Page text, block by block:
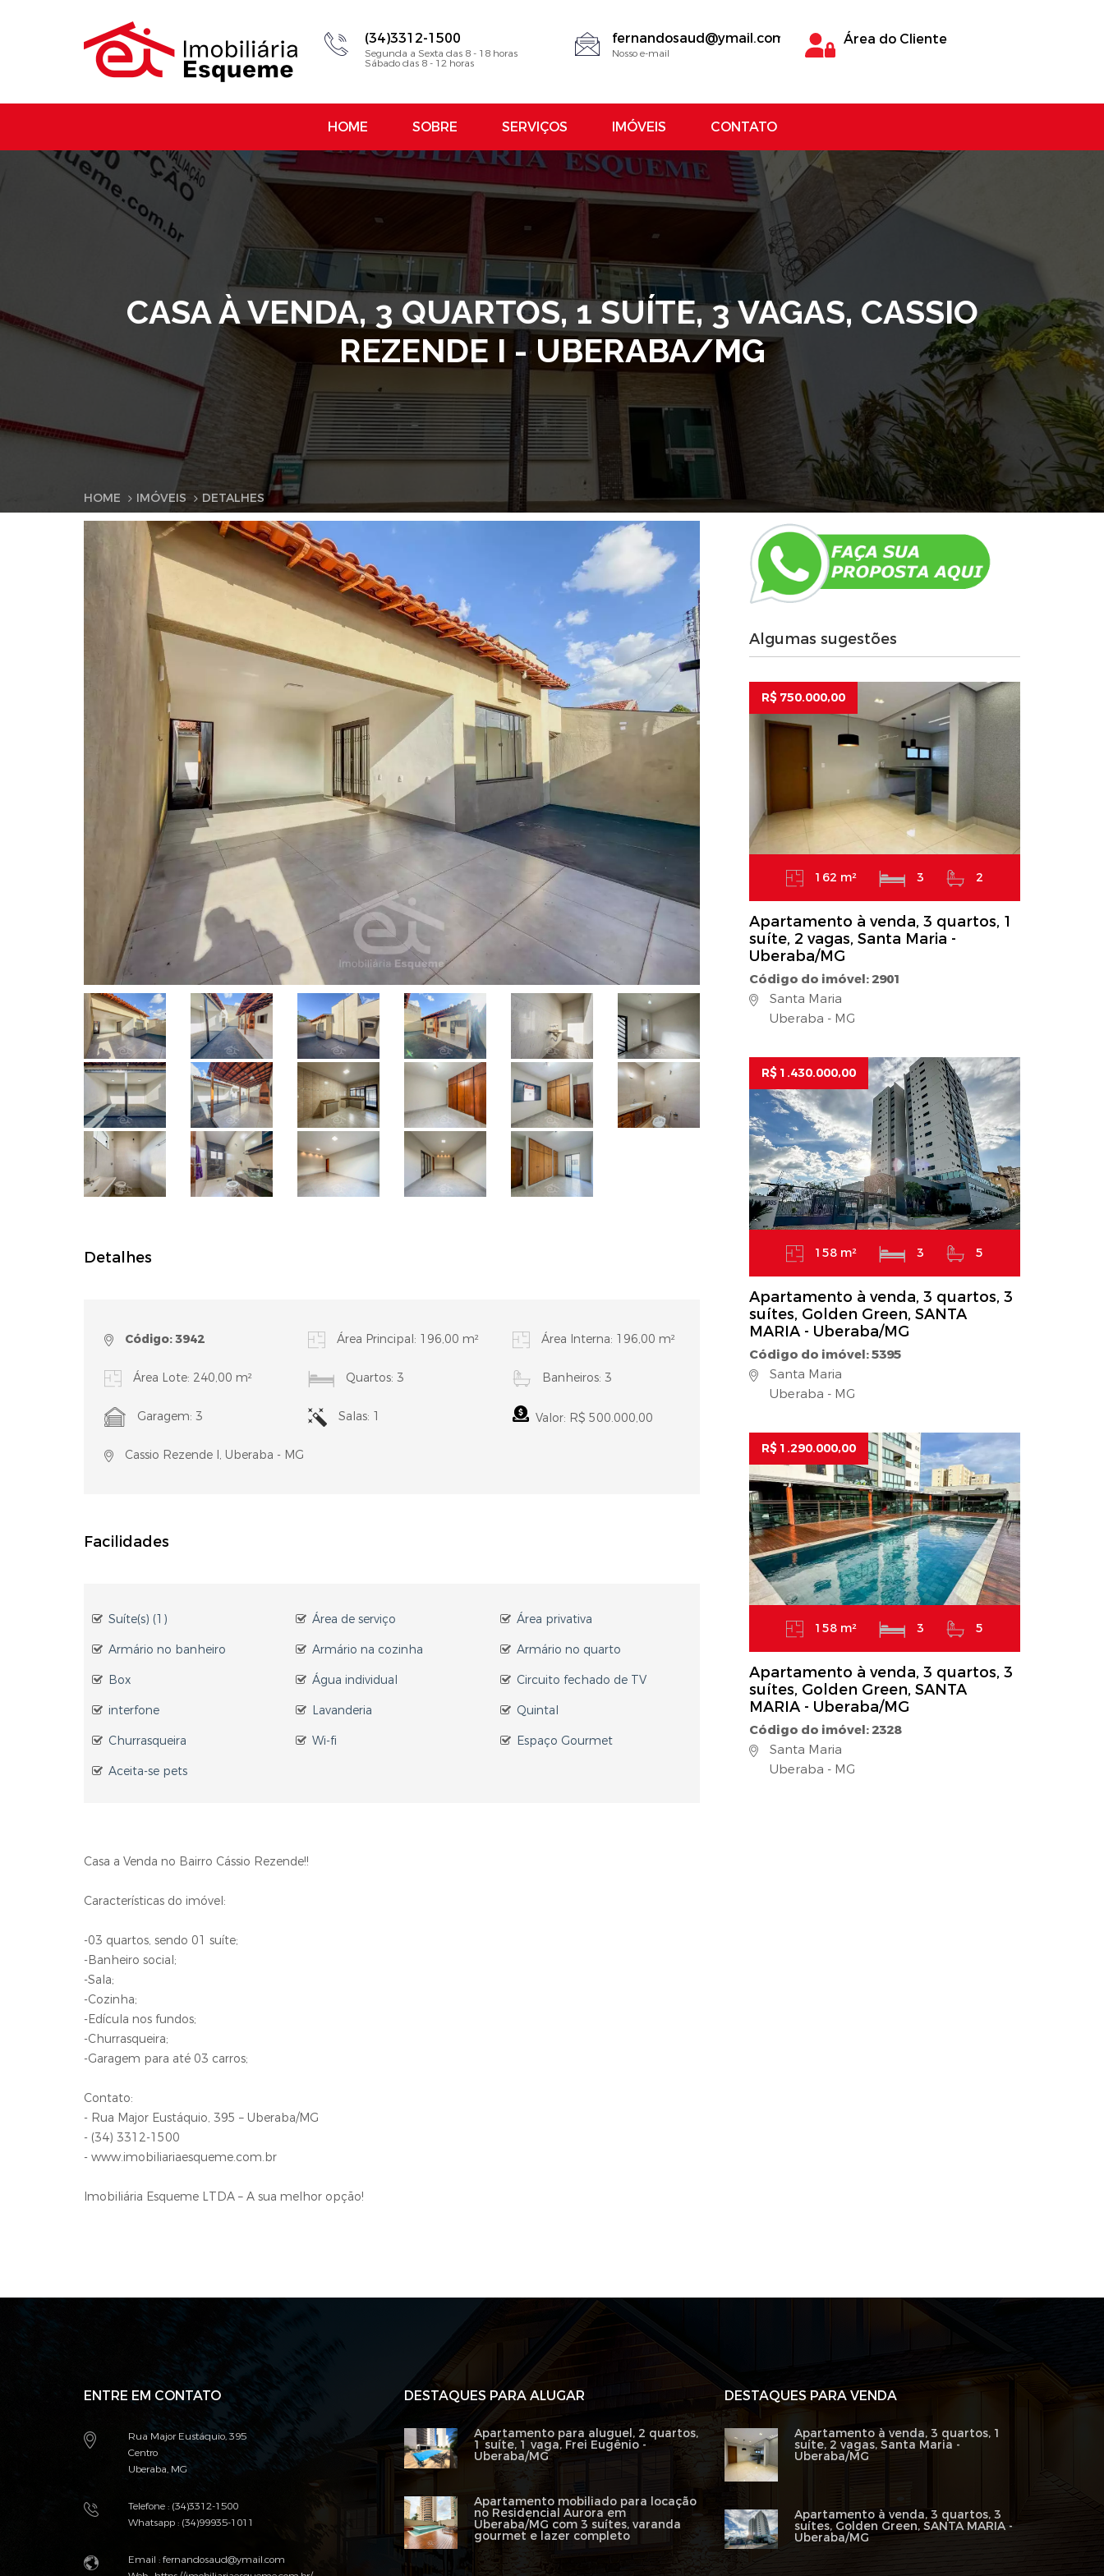
(34)3312-1500
Segunda a Sexta das 8 - 18 horas
Sábado das 8 - 12 horas
fernandosaud@ymail.com
Nosso e-mail
Área do Cliente
HOME SOBRE SERVIÇOS IMÓVEIS CONTATO
CASA À VENDA, 3 QUARTOS, 1 SUÍTE, 3 VAGAS, CASSIO
REZENDE I - UBERABA/MG
HOME IMÓVEIS DETALHES
Detalhes
Código: 3942 Área Principal: 196,00 m² Área Interna: 196,00 m²
Área Lote: 240,00 m² Quartos: 3 Banheiros: 3
Garagem: 3 Salas: 1 Valor: R$ 500.000,00
Cassio Rezende I, Uberaba - MG
Facilidades
Suíte(s) (1) Área de serviço
Área privativa
Armário no banheiro
Armário na cozinha
Armário no quarto
Box
Água individual
Circuito fechado de TV
interfone
Lavanderia
Quintal
Churrasqueira
Wi-fi
Espaço Gourmet
Aceita-se pets
Casa a Venda no Bairro Cássio Rezende!!
Características do imóvel:
-03 quartos, sendo 01 suíte;
-Banheiro social;
-Sala;
-Cozinha;
-Edícula nos fundos;
-Churrasqueira;
-Garagem para até 03 carros;
Contato:
- Rua Major Eustáquio, 395 – Uberaba/MG
- (34) 3312-1500
- www.imobiliariaesqueme.com.br
Imobiliária Esqueme LTDA – A sua melhor opção!
Algumas sugestões
R$ 750.000,00
162 m² 3 2
Apartamento à venda, 3 quartos, 1
suíte, 2 vagas, Santa Maria -
Uberaba/MG
Código do imóvel: 2901
Santa Maria
Uberaba - MG
R$ 1.430.000,00
158 m² 3 5
Apartamento à venda, 3 quartos, 3
suítes, Golden Green, SANTA
MARIA - Uberaba/MG
Código do imóvel: 5395
Santa Maria
Uberaba - MG
R$ 1.290.000,00
158 m² 3 5
Apartamento à venda, 3 quartos, 3
suítes, Golden Green, SANTA
MARIA - Uberaba/MG
Código do imóvel: 2328
Santa Maria
Uberaba - MG
ENTRE EM CONTATO
Rua Major Eustáquio, 395
Centro
Uberaba, MG
Telefone : (34)3312-1500
Whatsapp : (34)99935-1011
Email :fernandosaud@ymail.com
DESTAQUES PARA ALUGAR
Apartamento para aluguel, 2 quartos,
1 suíte, 1 vaga, Frei Eugênio -
Uberaba/MG
Apartamento mobiliado para locação
no Residencial Aurora em
Uberaba/MG com 3 suítes, varanda
gourmet e lazer completo
DESTAQUES PARA VENDA
Apartamento à venda, 3 quartos, 1
suíte, 2 vagas, Santa Maria -
Uberaba/MG
Apartamento à venda, 3 quartos, 3
suítes, Golden Green, SANTA MARIA -
Uberaba/MG